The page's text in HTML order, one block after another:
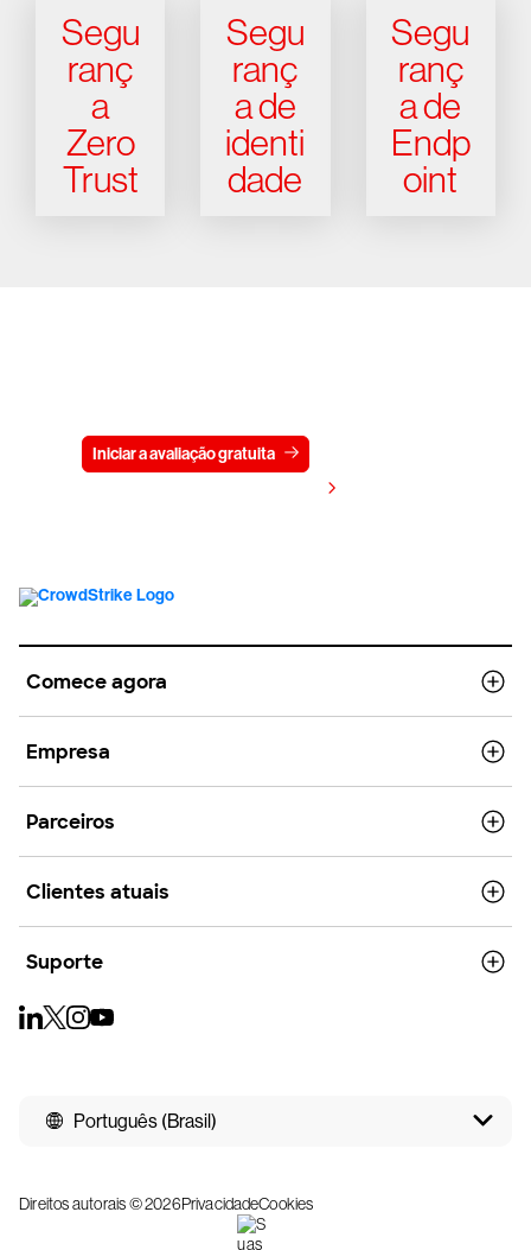
Segu
ranç
a
Zero
Trust
Segu
ranç
a de
identi
dade
Segu
ranç
a de
Endp
oint
Iniciar a avaliação gratuita
Comece agora
Empresa
Parceiros
Clientes atuais
Suporte
Português (Brasil)
Direitos autorais © 2026PrivacidadeCookies